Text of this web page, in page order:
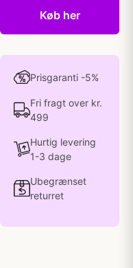
Køb her
Prisgaranti -5%
Fri fragt over kr.
499
Hurtig levering
1-3 dage
Ubegrænset
returret